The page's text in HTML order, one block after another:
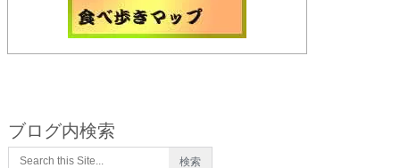
ブログ内検索